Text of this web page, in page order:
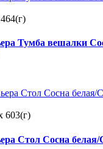
Тумба вешалки
603(г)
Стол Сосна